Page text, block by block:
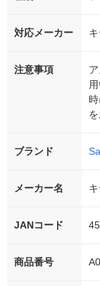
対応メーカー
注意事項
ブランド
メーカー名
JANコード
商品番号